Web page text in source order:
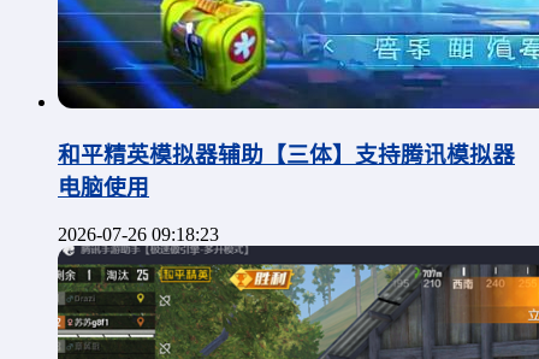
和平精英模拟器辅助【三体】支持腾讯模拟器
电脑使用
2026-07-26 09:18:23